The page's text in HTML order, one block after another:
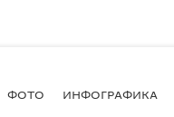
ФОТО ИНФОГРАФИКА